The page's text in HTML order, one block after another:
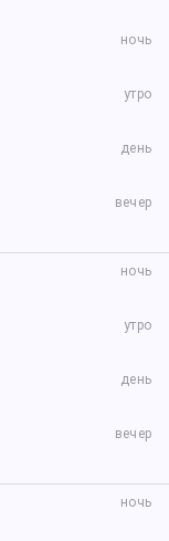
ночь
утро
день
вечер
ночь
утро
день
вечер
ночь